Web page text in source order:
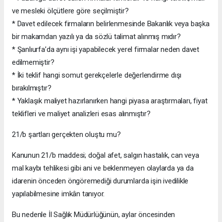
ve mesleki ölçütlere göre seçilmiştir?
* Davet edilecek firmaların belirlenmesinde Bakanlık veya başka
bir makamdan yazılı ya da sözlü talimat alınmış mıdır?
* Şanlıurfa’da aynı işi yapabilecek yerel firmalar neden davet
edilmemiştir?
* İki teklif hangi somut gerekçelerle değerlendirme dışı
bırakılmıştır?
* Yaklaşık maliyet hazırlanırken hangi piyasa araştırmaları, fiyat
teklifleri ve maliyet analizleri esas alınmıştır?
21/b şartları gerçekten oluştu mu?
Kanunun 21/b maddesi; doğal afet, salgın hastalık, can veya
mal kaybı tehlikesi gibi ani ve beklenmeyen olaylarda ya da
idarenin önceden öngöremediği durumlarda işin ivedilikle
yapılabilmesine imkân tanıyor.
Bu nedenle İl Sağlık Müdürlüğünün, aylar öncesinden